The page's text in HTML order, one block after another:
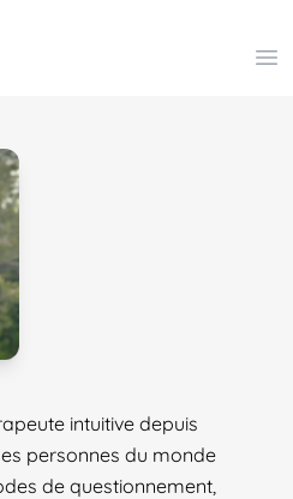
de Salons, Evénements et
intuitive depuis
personnes du monde
de questionnement,